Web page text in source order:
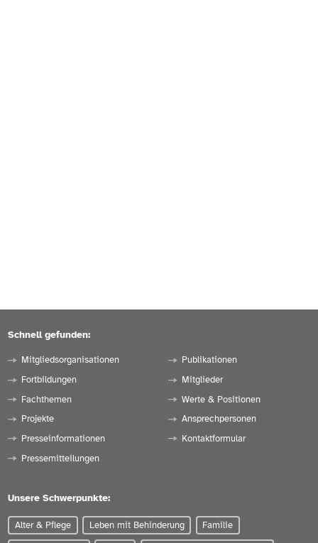
Schnell gefunden:
Mitgliedsorganisationen
Fortbildungen
Fachthemen
Projekte
Presseinformationen
Pressemitteilungen
Publikationen
Mitglieder
Werte & Positionen
Ansprechpersonen
Kontaktformular
Unsere Schwerpunkte:
Alter & Pflege Leben mit Behinderung Familie